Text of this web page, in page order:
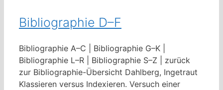
Bibliographie D–F
Bibliographie A–C | Bibliographie G–K |
Bibliographie L–R | Bibliographie S–Z | zurück
zur Bibliographie-Übersicht Dahlberg, Ingetraut
Klassieren versus Indexieren. Versuch einer